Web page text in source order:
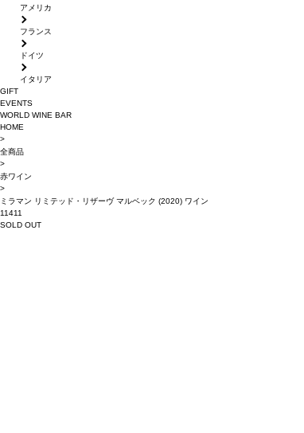
アメリカ
フランス
ドイツ
イタリア
GIFT
EVENTS
WORLD WINE BAR
HOME
>
全商品
>
赤ワイン
>
ミラマン リミテッド・リザーヴ マルベック (2020) ワイン
11411
SOLD OUT